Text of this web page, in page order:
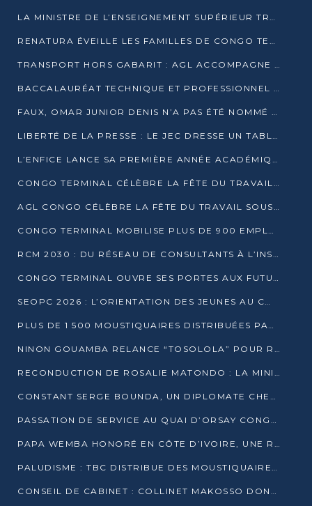
LA MINISTRE DE L’ENSEIGNEMENT SUPÉRIEUR TRACE SA FEUILLE DE ROUTE
RENATURA ÉVEILLE LES FAMILLES DE CONGO TERMINAL À LA PROTECTION DE L’ENVIRONNEMENT
TRANSPORT HORS GABARIT : AGL ACCOMPAGNE LE DÉVELOPPEMENT DU SECTEUR BRASSICOLE AU CONGO
BACCALAURÉAT TECHNIQUE ET PROFESSIONNEL : 16 352 CANDIDATS LANCÉS DANS LES ÉPREUVES D’EPS
FAUX, OMAR JUNIOR DENIS N’A PAS ÉTÉ NOMMÉ AIDE DE CAMP ADJOINT DE DENIS SASSOU NGUESSO
LIBERTÉ DE LA PRESSE : LE JEC DRESSE UN TABLEAU PRÉOCCUPANT AU CONGO
L’ENFICE LANCE SA PREMIÈRE ANNÉE ACADÉMIQUE AVEC 100 FUTURS ENSEIGNANTS
CONGO TERMINAL CÉLÈBRE LA FÊTE DU TRAVAIL AVEC SES COLLABORATEURS À POINTE-NOIRE
AGL CONGO CÉLÈBRE LA FÊTE DU TRAVAIL SOUS LE SIGNE DE LA COHÉSION
CONGO TERMINAL MOBILISE PLUS DE 900 EMPLOYÉS AUTOUR DE LA SÉCURITÉ AU TRAVAIL
RCM 2030 : DU RÉSEAU DE CONSULTANTS À L’INSTRUMENT DE PUISSANCE EN AFRIQUE FRANCOPHONE
CONGO TERMINAL OUVRE SES PORTES AUX FUTURS INGÉNIEURS AU FORUM DES MÉTIERS D’UCAC-ICAM
SEOPC 2026 : L’ORIENTATION DES JEUNES AU CŒUR DE LA DEUXIÈME ÉDITION
PLUS DE 1 500 MOUSTIQUAIRES DISTRIBUÉES PAR AGL ET CONGO TERMINAL DANS LA LUTTE CONTRE LE PALUDISME
NINON GOUAMBA RELANCE “TOSOLOLA” POUR RENFORCER LE DIALOGUE AVEC LES CITOYENS
RECONDUCTION DE ROSALIE MATONDO : LA MINISTRE PROMET D’ACCÉLÉRER LE TRAITEMENT DES DOSSIERS ET DE RELEVER DE NOUVEAUX DÉFIS
CONSTANT SERGE BOUNDA, UN DIPLOMATE CHEVRONNÉ AUX COMMANDES DES AFFAIRES ÉTRANGÈRES
PASSATION DE SERVICE AU QUAI D’ORSAY CONGOLAIS : GAKOSSO PASSE LE FLAMBEAU À BOUNDA
PAPA WEMBA HONORÉ EN CÔTE D’IVOIRE, UNE RUE PORTE DÉSORMAIS SON NOM
PALUDISME : TBC DISTRIBUE DES MOUSTIQUAIRES DANS DEUX CSI DE BRAZZAVILLE
CONSEIL DE CABINET : COLLINET MAKOSSO DONNE SES DERNIÈRES ORIENTATIONS